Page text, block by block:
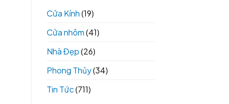
Cửa Kính(19)
Cửa nhôm(41)
Nhà Đẹp(26)
Phong Thủy(34)
Tin Tức(711)